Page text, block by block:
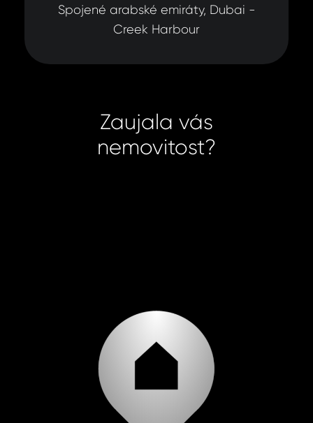
Spojené arabské emiráty, Dubai -
Creek Harbour
Zaujala vás
nemovitost?